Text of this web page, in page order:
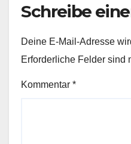
Schreibe
Deine E-Mail-Adresse
Erforderliche Felder sind
Kommentar *